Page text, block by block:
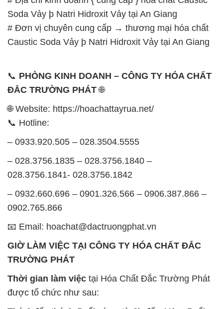
📞PHÒNG KINH DOANH – CÔNG TY HÓA CHẤT
ĐẮC TRƯỜNG PHÁT 🌐
🌐 Website: https://hoachattayrua.net/
– 0933.920.505 – 028.3504.5555
028.3756.1841- 028.3756.1842
0902.765.866
📧 Email: hoachat@dactruongphat.vn
TRƯỜNG PHÁT
được tổ chức như sau:
Thứ 2 đến thứ 6: Buổi sáng: từ 8h đến 11h – Buổi
chiều: từ 12h30 đến 17h
Thứ 7: Buổi sáng: từ 8h đến 11h – Buổi chiều: từ
12h30 đến 16h